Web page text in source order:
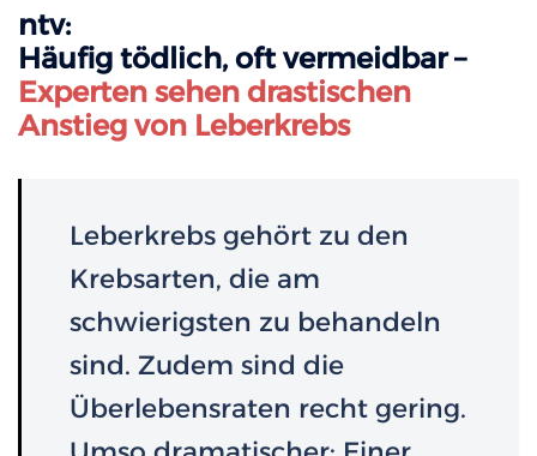
ntv:
Häufig tödlich, oft vermeidbar –
Experten sehen drastischen
Anstieg von Leberkrebs
Leberkrebs gehört zu den
Krebsarten, die am
schwierigsten zu behandeln
sind. Zudem sind die
Überlebensraten recht gering.